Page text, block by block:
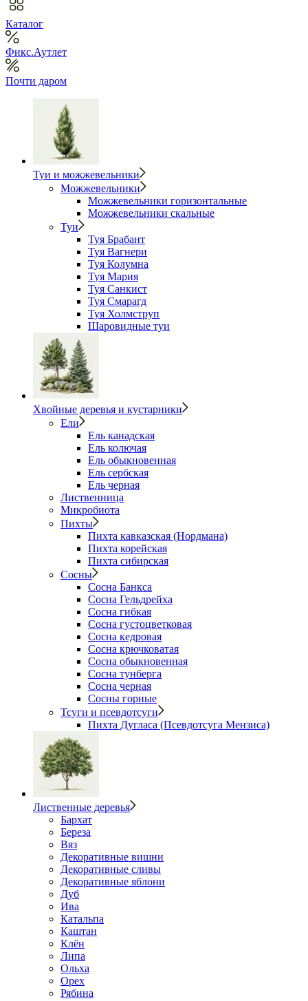
Каталог
Фикс.Аутлет
Почти даром
Туи и можжевельники
Можжевельники
Можжевельники горизонтальные
Можжевельники скальные
Туи
Туя Брабант
Туя Вагнери
Туя Колумна
Туя Мария
Туя Санкист
Туя Смарагд
Туя Холмструп
Шаровидные туи
Хвойные деревья и кустарники
Ели
Ель канадская
Ель колючая
Ель обыкновенная
Ель сербская
Ель черная
Лиственница
Микробиота
Пихты
Пихта кавказская (Нордмана)
Пихта корейская
Пихта сибирская
Сосны
Сосна Банкса
Сосна Гельдрейха
Сосна гибкая
Сосна густоцветковая
Сосна кедровая
Сосна крючковатая
Сосна обыкновенная
Сосна тунберга
Сосна черная
Сосны горные
Тсуги и псевдотсуги
Пихта Дугласа (Псевдотсуга Мензиса)
Лиственные деревья
Бархат
Береза
Вяз
Декоративные вишни
Декоративные сливы
Декоративные яблони
Дуб
Ива
Катальпа
Каштан
Клён
Липа
Ольха
Орех
Рябина